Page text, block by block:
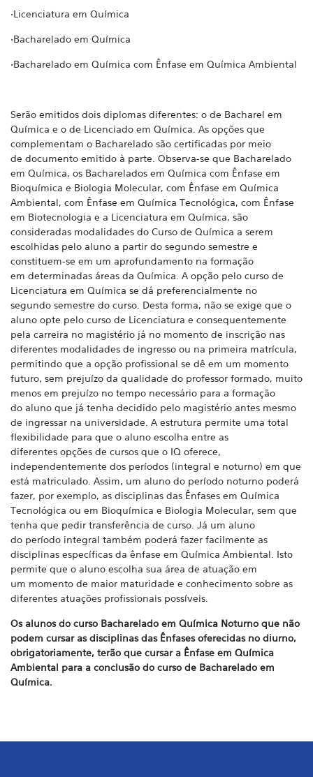
•Licenciatura em Química
•Bacharelado em Química
•Bacharelado em Química com Ênfase em Química Ambiental
Serão emitidos dois diplomas diferentes: o de Bacharel em
Química e o de Licenciado em Química. As opções que
complementam o Bacharelado são certificadas por meio
de documento emitido à parte. Observa-se que Bacharelado
em Química, os Bacharelados em Química com Ênfase em
Bioquímica e Biologia Molecular, com Ênfase em Química
Ambiental, com Ênfase em Química Tecnológica, com Ênfase
em Biotecnologia e a Licenciatura em Química, são
consideradas modalidades do Curso de Química a serem
escolhidas pelo aluno a partir do segundo semestre e
constituem-se em um aprofundamento na formação
em determinadas áreas da Química. A opção pelo curso de
Licenciatura em Química se dá preferencialmente no
segundo semestre do curso. Desta forma, não se exige que o
aluno opte pelo curso de Licenciatura e consequentemente
pela carreira no magistério já no momento de inscrição nas
diferentes modalidades de ingresso ou na primeira matrícula,
permitindo que a opção profissional se dê em um momento
futuro, sem prejuízo da qualidade do professor formado, muito
menos em prejuízo no tempo necessário para a formação
do aluno que já tenha decidido pelo magistério antes mesmo
de ingressar na universidade. A estrutura permite uma total
flexibilidade para que o aluno escolha entre as
diferentes opções de cursos que o IQ oferece,
independentemente dos períodos (integral e noturno) em que
está matriculado. Assim, um aluno do período noturno poderá
fazer, por exemplo, as disciplinas das Ênfases em Química
Tecnológica ou em Bioquímica e Biologia Molecular, sem que
tenha que pedir transferência de curso. Já um aluno
do período integral também poderá fazer facilmente as
disciplinas específicas da ênfase em Química Ambiental. Isto
permite que o aluno escolha sua área de atuação em
um momento de maior maturidade e conhecimento sobre as
diferentes atuações profissionais possíveis.
Os alunos do curso Bacharelado em Química Noturno que não
podem cursar as disciplinas das Ênfases oferecidas no diurno,
obrigatoriamente, terão que cursar a Ênfase em Química
Ambiental para a conclusão do curso de Bacharelado em
Química.